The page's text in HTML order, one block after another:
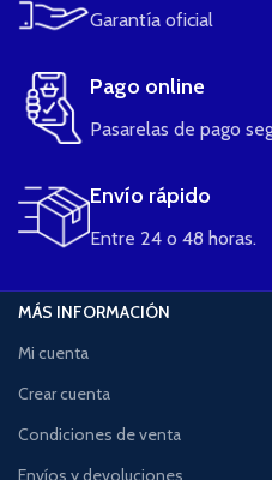
Garantía oficial
Pago online
Pasarelas de pago
Envío rápido
Entre 24 o 48 horas.
MÁS INFORMACIÓN
Mi cuenta
Crear cuenta
Condiciones de venta
Envíos y devoluciones